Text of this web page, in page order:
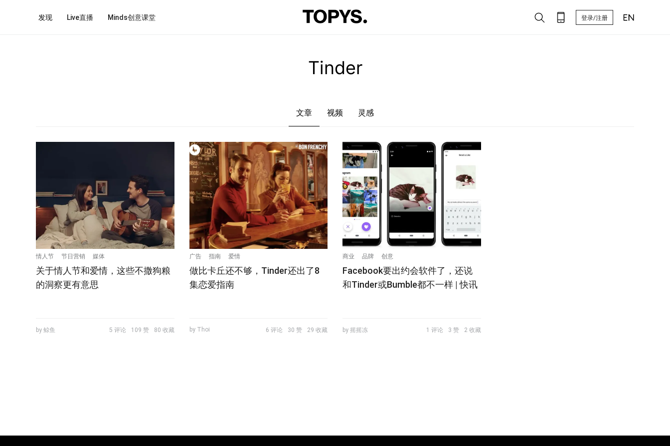
发现 Live直播 Minds创意课堂 登录/注册
文章 视频 灵感
情人节 节日营销 媒体
关于情人节和爱情，这些不撒狗粮
的洞察更有意思
by 鲸鱼 5 评论 109 赞 80 收藏
广告 指南 爱情
做比卡丘还不够，Tinder还出了8
集恋爱指南
by Thoi 6 评论 30 赞 29 收藏
商业 品牌 创意
Facebook要出约会软件了，还说
和Tinder或Bumble都不一样 | 快讯
by 摇摇冻 1 评论 3 赞 2 收藏